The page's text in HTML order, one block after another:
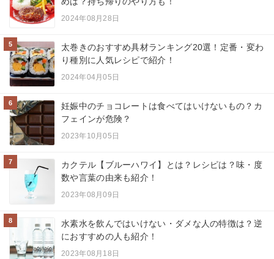
2024年08月28日
5
太巻きのおすすめ具材ランキング20選！定番・変わ
り種別に人気レシピで紹介！
2024年04月05日
6
妊娠中のチョコレートは食べてはいけないもの？カ
フェインが危険？
2023年10月05日
7
カクテル【ブルーハワイ】とは？レシピは？味・度
数や言葉の由来も紹介！
2023年08月09日
8
水素水を飲んではいけない・ダメな人の特徴は？逆
におすすめの人も紹介！
2023年08月18日